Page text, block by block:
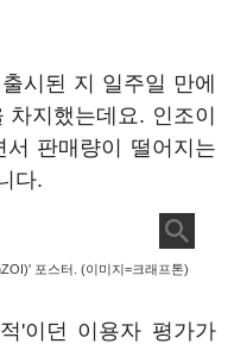
시된 지 일주일 만에
지했는데요. 인조이
판매량이 떨어지는
다.
포스터. (이미지=크래프톤)
'이던 이용자 평가가